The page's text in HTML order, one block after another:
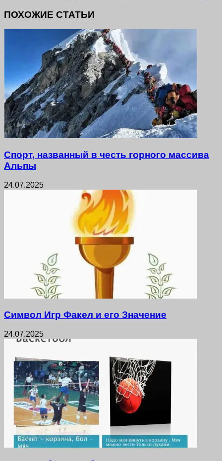
ПОХОЖИЕ СТАТЬИ
Спорт, названный в честь горного массива
Альпы
24.07.2025
Символ Игр Факел и его Значение
24.07.2025